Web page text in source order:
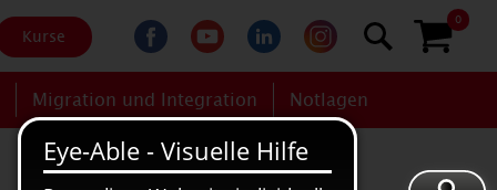
Kurse
0
Migration und Integration Notlagen